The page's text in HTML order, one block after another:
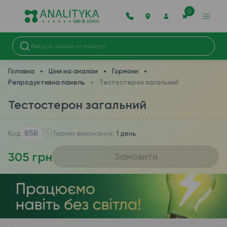
0
Головна Ціни на аналізи
Гормони
Репродуктивна панель
Тестостерон загальний
Тестостерон загальний
Код 858 Термін виконання: 1 день
305 грн Замовити